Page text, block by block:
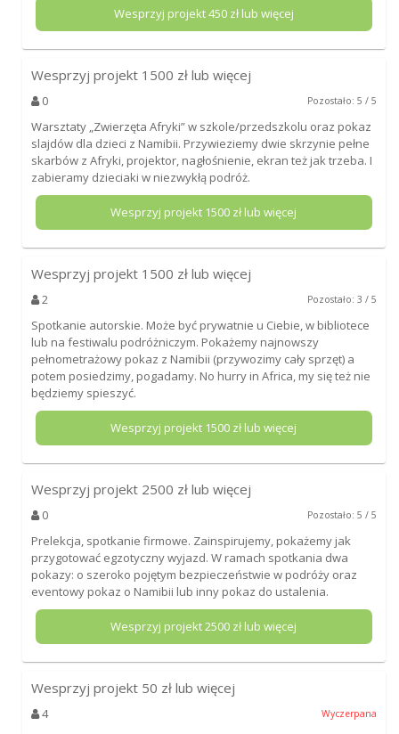
Wesprzyj projekt450zł lub więcej
Wesprzyj projekt 1500 zł lub więcej
0 Pozostało: 5 / 5
Warsztaty „Zwierzęta Afryki” w szkole/przedszkolu oraz pokaz
slajdów dla dzieci z Namibii. Przywieziemy dwie skrzynie pełne
skarbów z Afryki, projektor, nagłośnienie, ekran też jak trzeba. I
zabieramy dzieciaki w niezwykłą podróż.
Wesprzyj projekt 1500 zł lub więcej
Wesprzyj projekt 1500 zł lub więcej
2 Pozostało: 3 / 5
Spotkanie autorskie. Może być prywatnie u Ciebie, w bibliotece
lub na festiwalu podróżniczym. Pokażemy najnowszy
pełnometrażowy pokaz z Namibii (przywozimy cały sprzęt) a
potem posiedzimy, pogadamy. No hurry in Africa, my się też nie
będziemy spieszyć.
Wesprzyj projekt 1500 zł lub więcej
Wesprzyj projekt 2500 zł lub więcej
0 Pozostało: 5 / 5
Prelekcja, spotkanie firmowe. Zainspirujemy, pokażemy jak
przygotować egzotyczny wyjazd. W ramach spotkania dwa
pokazy: o szeroko pojętym bezpieczeństwie w podróży oraz
eventowy pokaz o Namibii lub inny pokaz do ustalenia.
Wesprzyj projekt2500 zł lub więcej
Wesprzyj projekt 50 zł lub więcej
4 Wyczerpana